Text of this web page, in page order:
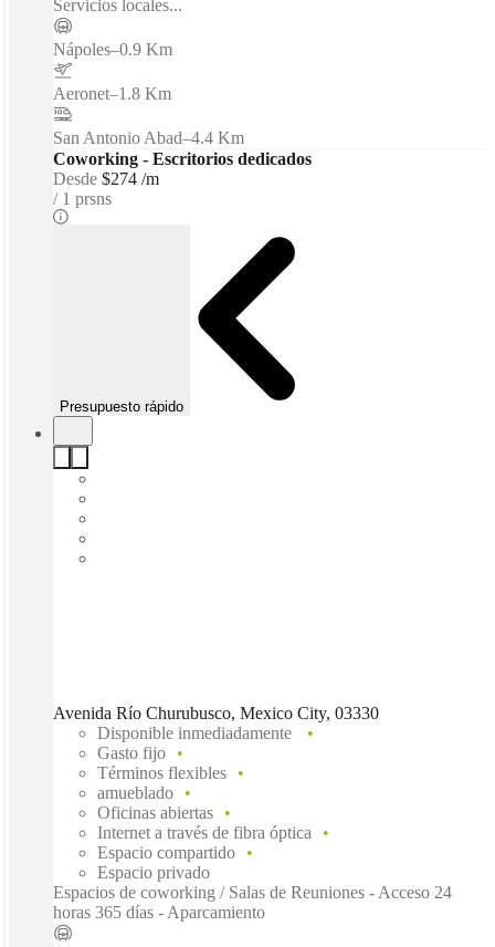
Servicios locales...
Nápoles–0.9 Km
Aeronet–1.8 Km
San Antonio Abad–4.4 Km
Coworking - Escritorios dedicados
Desde $274 /m
1 prsns
Presupuesto rápido
Avenida Río Churubusco, Mexico City, 03330
Disponible inmediadamente
Gasto fijo
Términos flexibles
amueblado
Oficinas abiertas
Internet a través de fibra óptica
Espacio compartido
Espacio privado
Espacios de coworking / Salas de Reuniones - Acceso 24
horas 365 días - Aparcamiento